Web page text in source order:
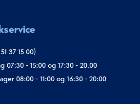
37 15 00)
07:30 - 15:00 og 17:30 - 20.00
08:00 - 11:00 og 16:30 - 20:00